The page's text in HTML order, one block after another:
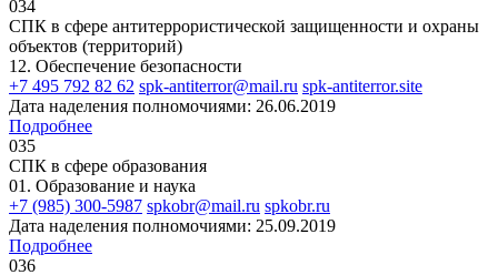
034
СПК в сфере антитеррористической защищенности и охраны
объектов (территорий)
12. Обеспечение безопасности
+7 495 792 82 62 spk-antiterror@mail.ru spk-antiterror.site
Дата наделения полномочиями: 26.06.2019
Подробнее
035
СПК в сфере образования
01. Образование и наука
+7 (985) 300-5987 spkobr@mail.ru spkobr.ru
Дата наделения полномочиями: 25.09.2019
Подробнее
036